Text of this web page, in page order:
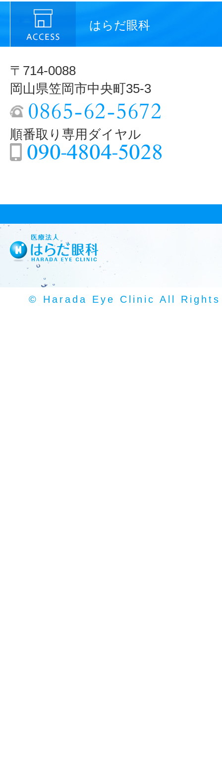
はらだ眼科
〒714-0088
岡山県笠岡市中央町35-3
順番取り専用ダイヤル
© Harada Eye Clinic All